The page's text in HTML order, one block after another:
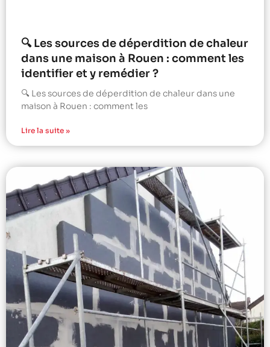
🔍 Les sources de déperdition de chaleur
dans une maison à Rouen : comment les
identifier et y remédier ?
🔍 Les sources de déperdition de chaleur dans une
maison à Rouen : comment les
Lire la suite »